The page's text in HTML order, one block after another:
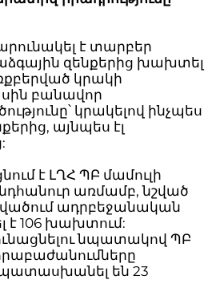
է տարբեր
զենքերից խախտել
կրակի
բանավոր
կրակելով ինչպես
այնպես էլ
է ԼՂՀ ՊԲ մամուլի
առմամբ, նշված
ադրբեջանական
է 106 խախտում:
նպատակով ՊԲ
են 23